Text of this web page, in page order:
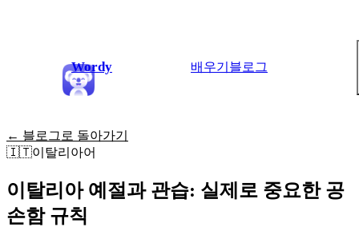
Wordy 배우기 블로그
← 블로그로 돌아가기
🇮🇹이탈리아어
이탈리아 예절과 관습: 실제로 중요한 공
손함 규칙